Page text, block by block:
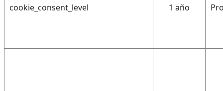
cookie_consent_level 1 año